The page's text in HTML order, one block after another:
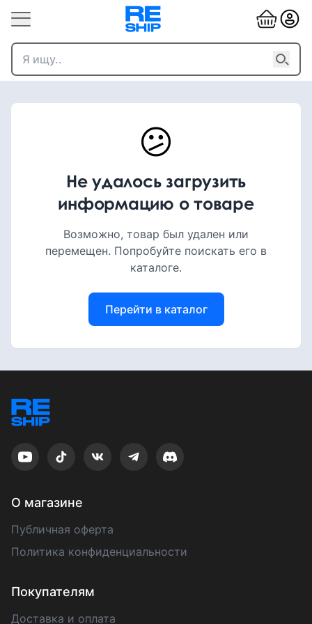
😕
Не удалось загрузить
информацию о товаре
Возможно, товар был удален или
перемещен. Попробуйте поискать его в
каталоге.
Перейти в каталог
О магазине
Публичная оферта
Политика конфиденциальности
Покупателям
Доставка и оплата